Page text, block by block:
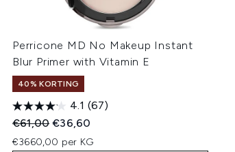
Perricone MD No Makeup Instant
Blur Primer with Vitamin E
40% KORTING
4.1 (67)
Recommended Retail Price:
€61,00Huidige prijs:
€36,60
€3660,00 per KG